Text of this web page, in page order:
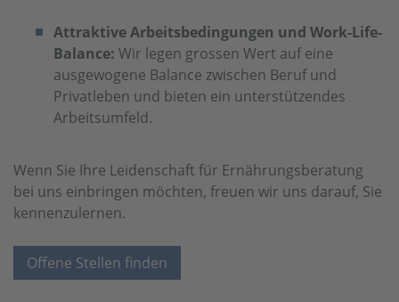
Attraktive Arbeitsbedingungen und Work-Life-
Balance: Wir legen grossen Wert auf eine
ausgewogene Balance zwischen Beruf und
Privatleben und bieten ein unterstützendes
Arbeitsumfeld.
Wenn Sie Ihre Leidenschaft für Ernährungsberatung
bei uns einbringen möchten, freuen wir uns darauf, Sie
kennenzulernen.
Offene Stellen finden